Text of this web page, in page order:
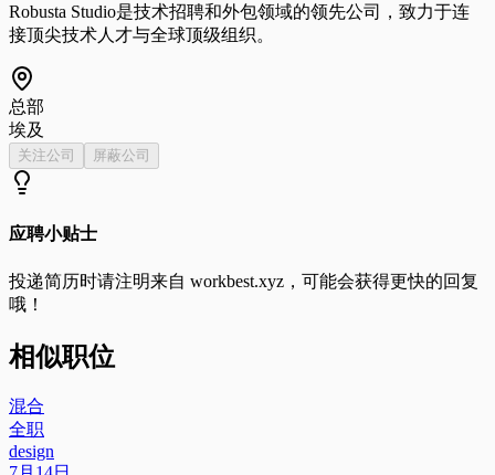
Robusta Studio是技术招聘和外包领域的领先公司，致力于连
接顶尖技术人才与全球顶级组织。
总部
埃及
关注公司 屏蔽公司
应聘小贴士
投递简历时请注明来自 workbest.xyz ，可能会获得更快的回复
哦！
相似职位
混合
全职
design